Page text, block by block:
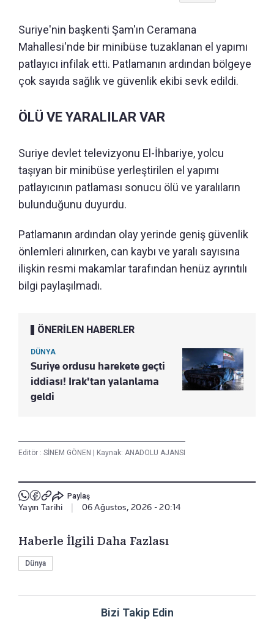
Suriye'nin başkenti Şam'ın Ceramana
Mahallesi'nde bir minibüse tuzaklanan el yapımı
patlayıcı infilak etti. Patlamanın ardından bölgeye
çok sayıda sağlık ve güvenlik ekibi sevk edildi.
ÖLÜ VE YARALILAR VAR
Suriye devlet televizyonu El-İhbariye, yolcu
taşıyan bir minibüse yerleştirilen el yapımı
patlayıcının patlaması sonucu ölü ve yaralıların
bulunduğunu duyurdu.
Patlamanın ardından olay yerinde geniş güvenlik
önlemleri alınırken, can kaybı ve yaralı sayısına
ilişkin resmi makamlar tarafından henüz ayrıntılı
bilgi paylaşılmadı.
ÖNERİLEN HABERLER
DÜNYA
Suriye ordusu harekete geçti
iddiası! Irak'tan yalanlama
geldi
Editör : SİNEM GÖNEN | Kaynak: ANADOLU AJANSI
Paylaş
Yayın Tarihi 06 Ağustos, 2026 - 20:14
Haberle İlgili Daha Fazlası
Dünya
Bizi Takip Edin